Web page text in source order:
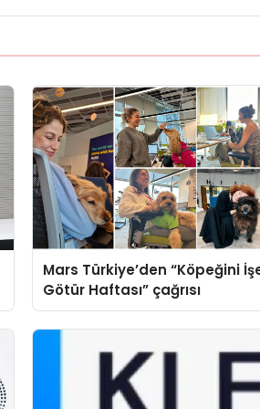
Mars Türkiye’den “Köpeğini
Götür Haftası” çağrısı